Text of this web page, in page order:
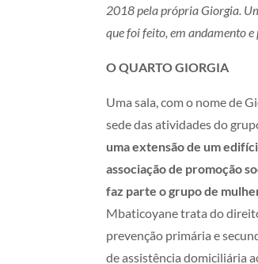
2018 pela própria Giorgia.
que foi feito, em andamento
O QUARTO GIORGIA
Uma sala, com o nome de
sede das atividades do
uma extensão de um
associaçãode promoção
faz parte o grupo de
Mbaticoyane trata do
prevenção primária e
de assistência domiciliária